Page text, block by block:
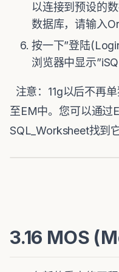
以连接到预设的
数据库，请输入
按一下”登陆
浏览器中显示
注意：11g以后不再
至EM中。您可以通过
SQL_Worksheet找到它
3.16 MOS